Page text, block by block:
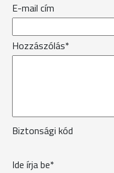
E-mail cím
Hozzászólás*
Biztonsági kód
Ide írja be*